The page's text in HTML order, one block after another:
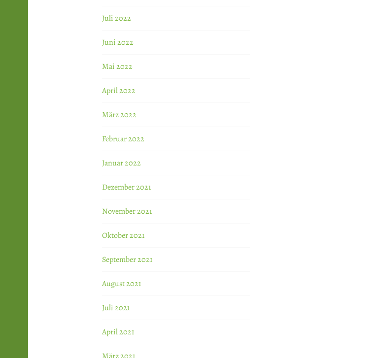
Juli 2022
Juni 2022
Mai 2022
April 2022
März 2022
Februar 2022
Januar 2022
Dezember 2021
November 2021
Oktober 2021
September 2021
August 2021
Juli 2021
April 2021